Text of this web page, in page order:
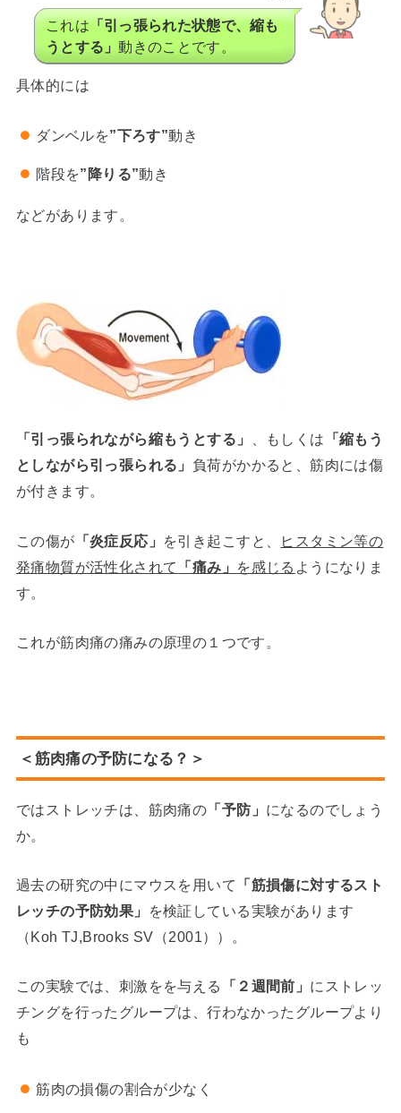
これは「引っ張られた状態で、縮も
うとする」動きのことです。
具体的には
ダンベルを”下ろす”動き
階段を”降りる”動き
などがあります。
「引っ張られながら縮もうとする」 、もしくは 「縮もう
としながら引っ張られる」 負荷がかかると、筋肉には傷
が付きます。
この傷が 「炎症反応」 を引き起こすと、
ヒスタミン等の
発痛物質が活性化されて
「痛み」 を感じる ようになりま
す。
これが筋肉痛の痛みの原理の１つです。
＜筋肉痛の予防になる？＞
ではストレッチは、筋肉痛の 「予防」 になるのでしょう
か。
過去の研究の中にマウスを用いて
「筋損傷に対するスト
レッチの予防効果」
を検証している実験があります
（Koh TJ,Brooks SV（2001））。
この実験では、刺激をを与える 「２週間前」 にストレッ
チングを行ったグループは、行わなかったグループより
も
筋肉の損傷の割合が少なく